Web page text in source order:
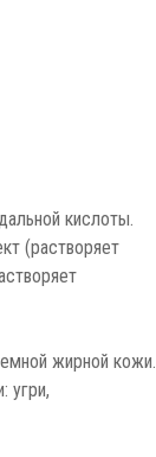
кислоты.
(растворяет
жирной кожи.
угри,